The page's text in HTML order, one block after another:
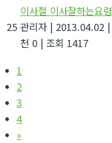
25
이사철 이사잘하는요령
관리자 | 2013.04.02 |
천 0 | 조회 1417
1
2
3
4
»